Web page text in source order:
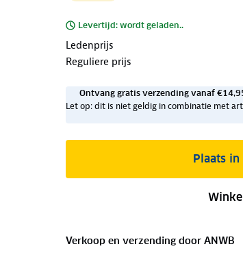
Levertijd: wordt geladen..
Ledenprijs
Reguliere prijs
Ontvang gratis verzending vanaf
Let op: dit is niet geldig in combinatie met
Plaats
Verkoop en verzending door ANWB